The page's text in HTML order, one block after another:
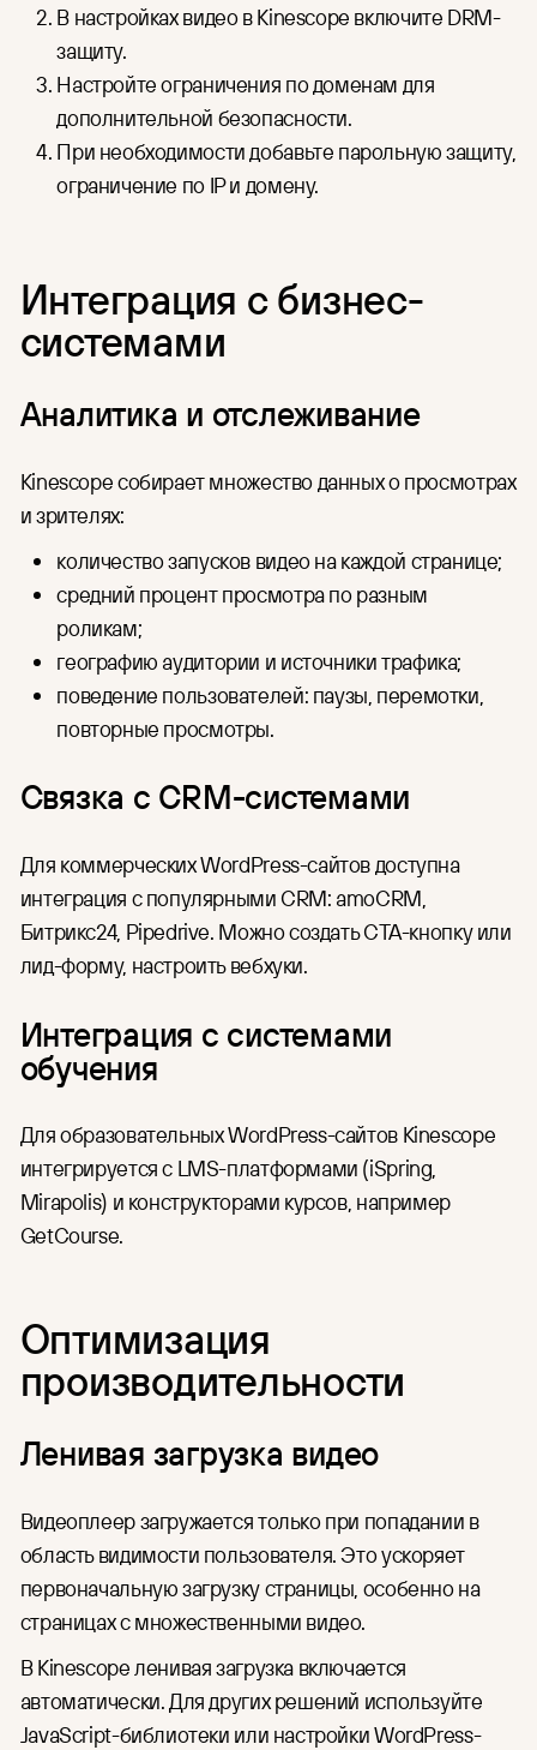
В настройках видео в Kinescope включите DRM-
защиту.
Настройте ограничения по доменам для
дополнительной безопасности.
При необходимости добавьте парольную защиту,
ограничение по IP и домену.
Интеграция с бизнес-
системами
Аналитика и отслеживание
Kinescope собирает множество данных о просмотрах
и зрителях:
количество запусков видео на каждой странице;
средний процент просмотра по разным
роликам;
географию аудитории и источники трафика;
поведение пользователей: паузы, перемотки,
повторные просмотры.
Связка с CRM-системами
Для коммерческих WordPress-сайтов доступна
интеграция с популярными CRM: amoCRM,
Битрикс24, Pipedrive. Можно создать CTA-кнопку или
лид-форму, настроить вебхуки.
Интеграция с системами
обучения
Для образовательных WordPress-сайтов Kinescope
интегрируется с LMS-платформами (iSpring,
Mirapolis) и конструкторами курсов, например
GetCourse.
Оптимизация
производительности
Ленивая загрузка видео
Видеоплеер загружается только при попадании в
область видимости пользователя. Это ускоряет
первоначальную загрузку страницы, особенно на
страницах с множественными видео.
В Kinescope ленивая загрузка включается
автоматически. Для других решений используйте
JavaScript-библиотеки или настройки WordPress-